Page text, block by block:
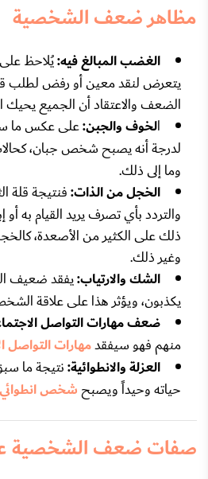
مظاهر ضعف الشخصية
الغضب المبالغ فيه:يُلاحظ
يتعرض لنقد معين أو رفض لطلب
الضعف والاعتقاد أن الجميع
الخوف والجبن:على عكس ما
لدرجة أنه يصبح شخص جبان،
وما إلى ذلك.
الخجل من الذات:فنتيجة
والتردد بأي تصرف يريد القيام به
ذلك على الكثير من الأصعدة،
وغير ذلك.
الشك والارتياب:يفقد ضعيف
يكذبون، ويؤثر هذا على علاقة
ضعف مهارات التواصل
منهم فهو سيفقدمهارات التواصل
العزلة والانطوائية:نتيجة ما
حياته وحيداً ويصبحشخص
صفات ضعف الشخصية